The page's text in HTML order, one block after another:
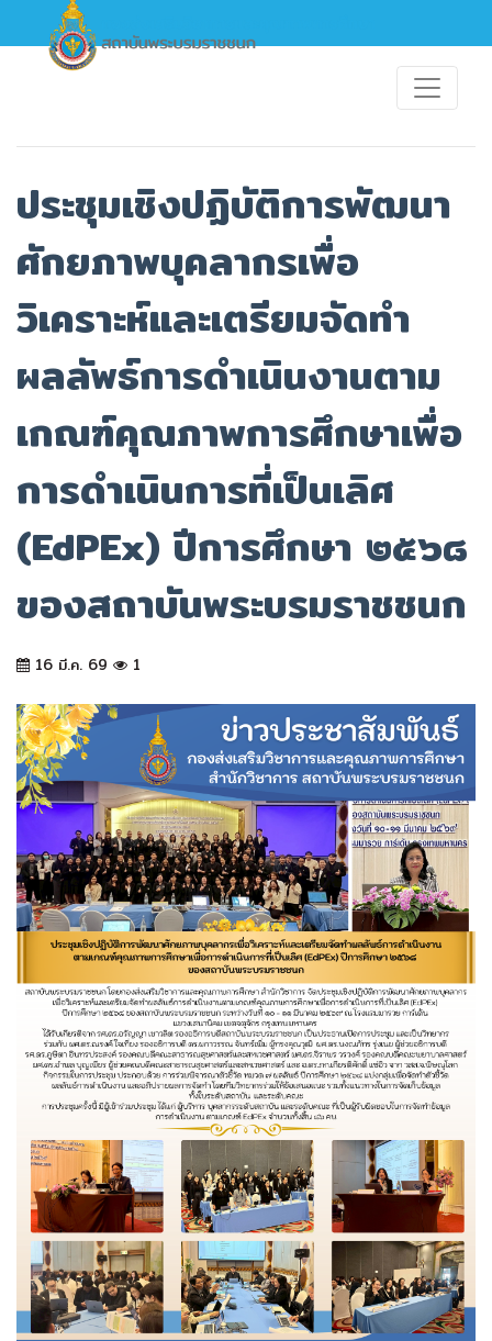
ประชุมเชิงปฏิบัติการพัฒนา
ศักยภาพบุคลากรเพื่อ
วิเคราะห์และเตรียมจัดทำ
ผลลัพธ์การดำเนินงานตาม
เกณฑ์คุณภาพการศึกษาเพื่อ
การดำเนินการที่เป็นเลิศ
(EdPEx) ปีการศึกษา ๒๕๖๘
ของสถาบันพระบรมราชชนก
16 มี.ค. 69 1